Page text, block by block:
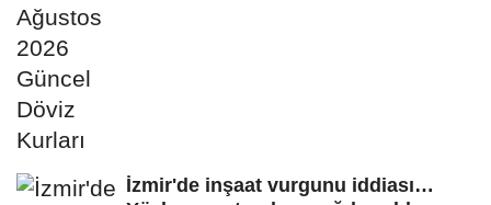
İzmir'de inşaat vurgunu iddiası…